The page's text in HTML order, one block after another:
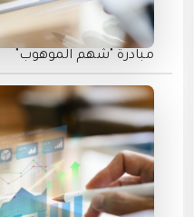
مبادرة "شهم الموهوب"